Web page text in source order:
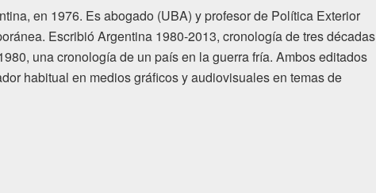
en 1976. Es abogado (UBA) y profesor de Política Exterior
Escribió Argentina 1980-2013, cronología de tres décadas
una cronología de un país en la guerra fría. Ambos editados
habitual en medios gráficos y audiovisuales en temas de